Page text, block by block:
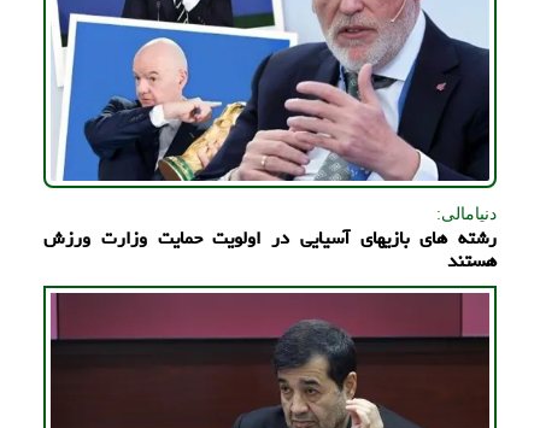
دنیامالی:
رشته های بازیهای آسیایی در اولویت حمایت وزارت ورزش
هستند